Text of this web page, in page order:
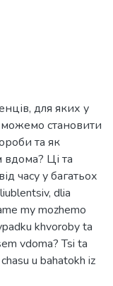
для яких у
становити
та як
Ці та
часу у багатьох
dlia
my mozhemo
khvoroby ta
vdoma? Tsi ta
u bahatokh iz